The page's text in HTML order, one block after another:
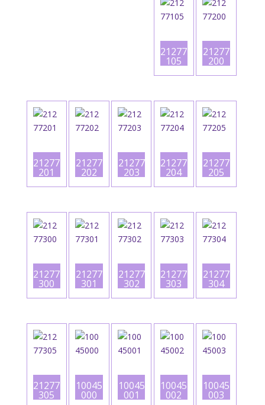
21277
105
21277
200
21277
201
21277
202
21277
203
21277
204
21277
205
21277
300
21277
301
21277
302
21277
303
21277
304
21277
305
10045
000
10045
001
10045
002
10045
003